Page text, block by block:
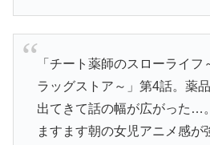
「チート薬師のスローライ
ラッグストア～」第4話。薬
出てきて話の幅が広がった…
ますます朝の女児アニメ感